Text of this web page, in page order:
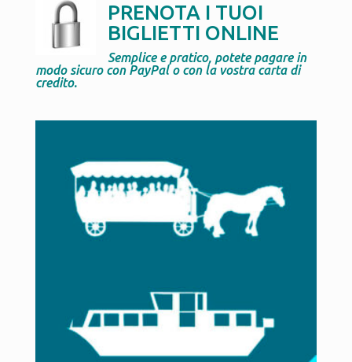
PRENOTA I TUOI
BIGLIETTI ONLINE
Semplice e pratico, potete pagare in
modo sicuro con PayPal o con la vostra carta di
credito.